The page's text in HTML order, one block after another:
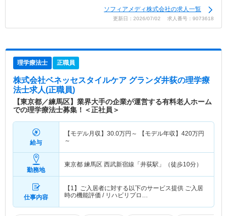
ソフィアメディ株式会社の求人一覧
更新日：2026/07/02 求人番号：9073618
理学療法士 正職員
株式会社ベネッセスタイルケア グランダ井荻の理学療
法士求人(正職員)
【東京都／練馬区】業界大手の企業が運営する有料老人ホーム
での理学療法士募集！＜正社員＞
給与
【モデル月収】 30.0万円～ 【モデル年収】 420万円
～
勤務地
東京都 練馬区 西武新宿線「井荻駅」（徒歩10分）
仕事内容
【1】ご入居者に対する以下のサービス提供 ご入居
時の機能評価 / リハビリプロ…